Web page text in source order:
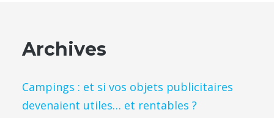
Archives
Campings : et si vos objets publicitaires
devenaient utiles… et rentables ?